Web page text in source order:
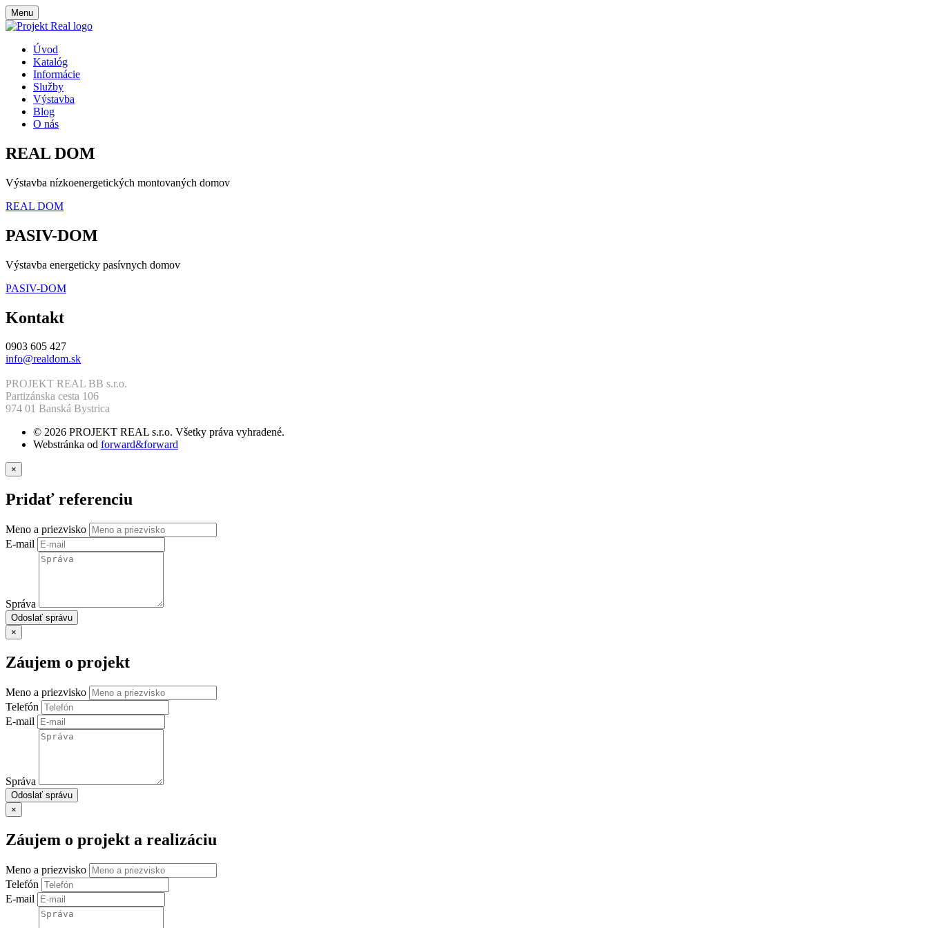
Menu
Úvod
Katalóg
Informácie
Služby
Výstavba
Blog
O nás
REAL DOM
Výstavba nízkoenergetických montovaných domov
REAL DOM
PASIV-DOM
Výstavba energeticky pasívnych domov
PASIV-DOM
Kontakt
0903 605 427
info@realdom.sk
PROJEKT REAL BB s.r.o.
Partizánska cesta 106
974 01 Banská Bystrica
© 2026 PROJEKT REAL s.r.o. Všetky práva vyhradené.
Webstránka od forward&forward
×
Pridať referenciu
Meno a priezvisko
E-mail
Správa
Odoslať správu
×
Záujem o projekt
Meno a priezvisko
Telefón
E-mail
Správa
Odoslať správu
×
Záujem o projekt a realizáciu
Meno a priezvisko
Telefón
E-mail